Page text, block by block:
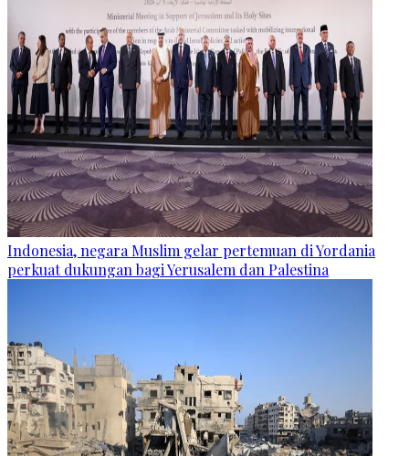
Indonesia, negara Muslim gelar pertemuan di Yordania
perkuat dukungan bagi Yerusalem dan Palestina